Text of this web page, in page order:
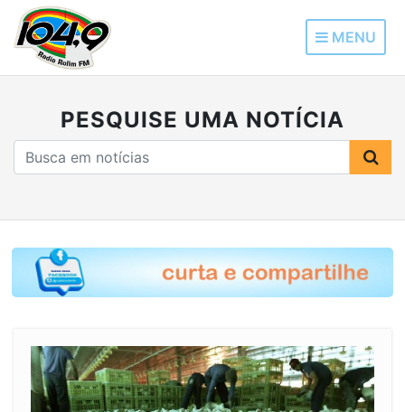
MENU
PESQUISE UMA NOTÍCIA